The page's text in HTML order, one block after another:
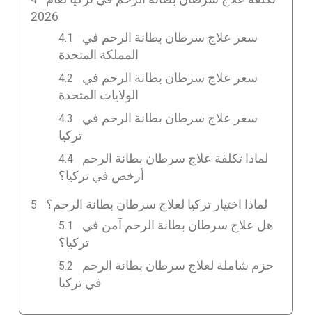
2026
سعر علاج سرطان بطانة الرحم في
المملكة المتحدة
سعر علاج سرطان بطانة الرحم في
الولايات المتحدة
سعر علاج سرطان بطانة الرحم في
تركيا
لماذا تكلفة علاج سرطان بطانة الرحم
أرخص في تركيا؟
لماذا اختيار تركيا لعلاج سرطان بطانة الرحم؟
هل علاج سرطان بطانة الرحم آمن في
تركيا؟
حزم شاملة لعلاج سرطان بطانة الرحم
في تركيا